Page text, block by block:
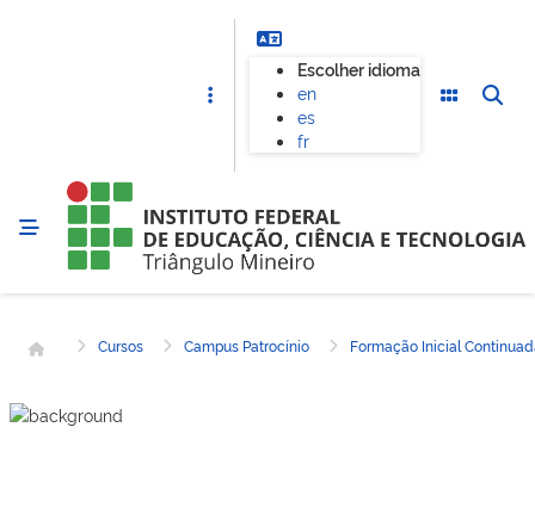
Escolher idioma
en
es
fr
Página inicial
Cursos Campus Patrocínio Formação Inicial